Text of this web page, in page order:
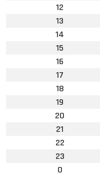
12
13
14
15
16
17
18
19
20
21
22
23
0